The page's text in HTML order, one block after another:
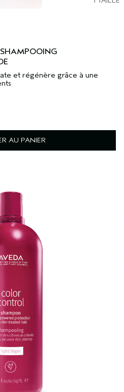
et régénère grâce à une
AU PANIER